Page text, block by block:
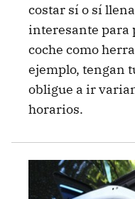
costar sí o sí
interesante para
coche como
ejemplo, tengan
obligue a ir
horarios.